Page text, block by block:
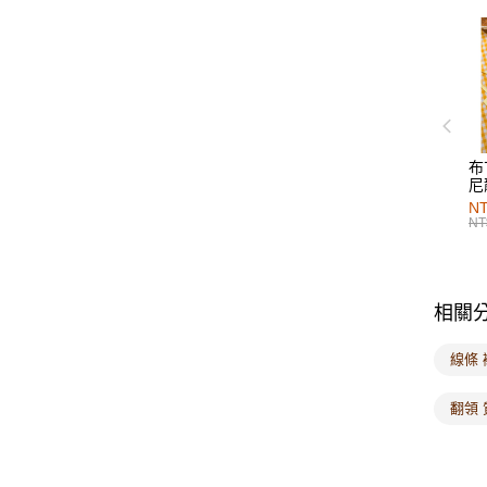
布
相關
線條
翻領